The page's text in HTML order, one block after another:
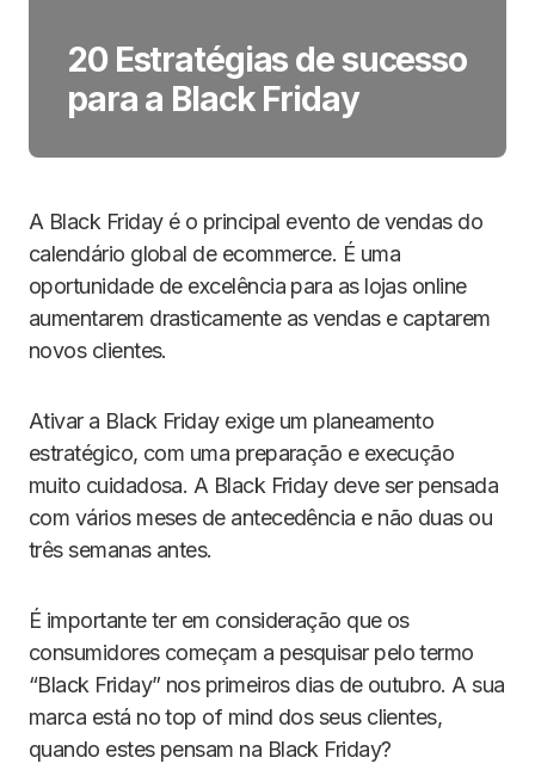
20 Estratégias de sucesso
para a Black Friday
A Black Friday é o principal evento de vendas do
calendário global de ecommerce. É uma
oportunidade de excelência para as lojas online
aumentarem drasticamente as vendas e captarem
novos clientes.
Ativar a Black Friday exige um planeamento
estratégico, com uma preparação e execução
muito cuidadosa. A Black Friday deve ser pensada
com vários meses de antecedência e não duas ou
três semanas antes.
É importante ter em consideração que os
consumidores começam a pesquisar pelo termo
“Black Friday” nos primeiros dias de outubro. A sua
marca está no top of mind dos seus clientes,
quando estes pensam na Black Friday?